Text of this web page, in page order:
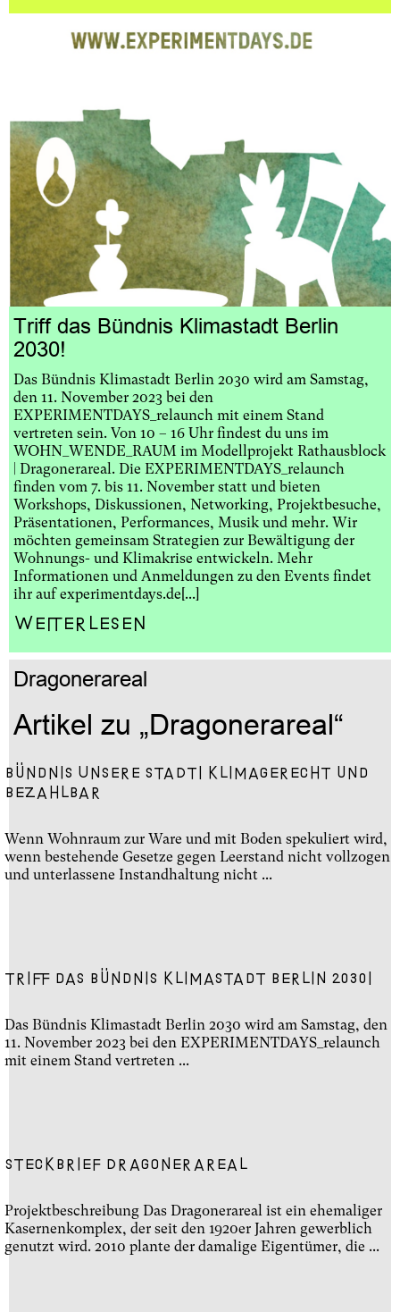
Triff das Bündnis Klimastadt Berlin
2030!
Das Bündnis Klimastadt Berlin 2030 wird am Samstag,
den 11. November 2023 bei den
EXPERIMENTDAYS_relaunch mit einem Stand
vertreten sein. Von 10 – 16 Uhr findest du uns im
WOHN_WENDE_RAUM im Modellprojekt Rathausblock
| Dragonerareal. Die EXPERIMENTDAYS_relaunch
finden vom 7. bis 11. November statt und bieten
Workshops, Diskussionen, Networking, Projektbesuche,
Präsentationen, Performances, Musik und mehr. Wir
möchten gemeinsam Strategien zur Bewältigung der
Wohnungs- und Klimakrise entwickeln. Mehr
Informationen und Anmeldungen zu den Events findet
ihr auf experimentdays.de[...]
Weiterlesen
Dragonerareal
Artikel zu „Dragonerareal“
Bündnis UNSERE STADT! klimagerecht und
bezahlbar
Wenn Wohnraum zur Ware und mit Boden spekuliert wird,
wenn bestehende Gesetze gegen Leerstand nicht vollzogen
und unterlassene Instandhaltung nicht ...
Triff das Bündnis Klimastadt Berlin 2030!
Das Bündnis Klimastadt Berlin 2030 wird am Samstag, den
11. November 2023 bei den EXPERIMENTDAYS_relaunch
mit einem Stand vertreten ...
Steckbrief Dragonerareal
Projektbeschreibung Das Dragonerareal ist ein ehemaliger
Kasernenkomplex, der seit den 1920er Jahren gewerblich
genutzt wird. 2010 plante der damalige Eigentümer, die ...